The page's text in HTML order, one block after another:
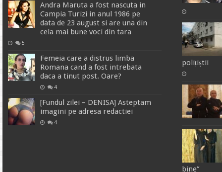
Andra Maruta a fost nascuta in
Campia Turizi in anul 1986 pe
data de 23 august si are una din
cela mai bune voci din tara
5
Femeia care a distrus limba
Romana cand a fost intrebata
daca a tinut post. Oare?
4
[Fundul zilei – DENISA] Asteptam
imagini pe adresa redactiei
4
polițiștii
bine”